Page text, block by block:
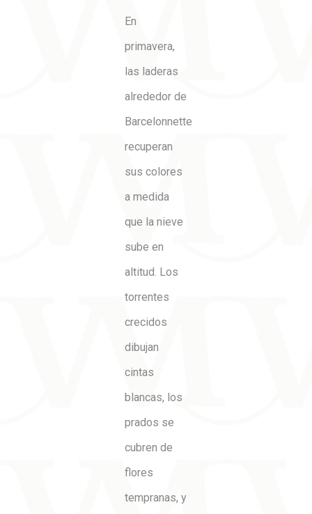
En
primavera,
las laderas
alrededor de
Barcelonnette
recuperan
sus colores
a medida
que la nieve
sube en
altitud. Los
torrentes
crecidos
dibujan
cintas
blancas, los
prados se
cubren de
flores
tempranas, y